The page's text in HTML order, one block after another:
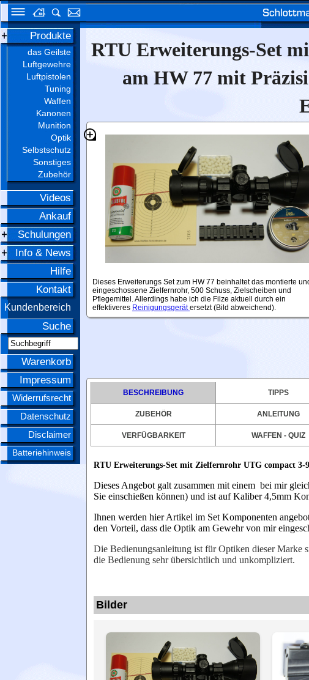
Produkte
das Geilste
Luftgewehre
Luftpistolen
Tuning
Waffen
Kanonen
Munition
Optik
Selbstschutz
Sonstiges
Zubehör
Videos
Ankauf
Schulungen
Info & News
Hilfe
Kontakt
Kundenbereich
Suche
Warenkorb
Impressum
Widerrufsrecht
Datenschutz
Disclaimer
Batteriehinweis
RTU Erweiterungs-Set
am HW 77 mit
Dieses Erweiterungs Set zum HW 77 beinhaltet das montierte
eingeschossene Zielfernrohr, 500 Schuss, Zielscheiben und
Pflegemittel. Allerdings habe ich die Filze aktuell durch ein
effektiveres Reinigungsgerätersetzt (Bild abweichend).
BESCHREIBUNG TIPPS
ZUBEHÖR ANLEITUNG
VERFÜGBARKEIT WAFFEN - QUIZ
RTU Erweiterungs-Set mit Zielfernrohr UTG compact
Dieses Angebot galt zusammen mit einem bei mir
Sie einschießen können) und ist auf Kaliber 4,5mm
Ihnen werden hier Artikel im Set Komponenten
den Vorteil, dass die Optik am Gewehr von mir
Die Bedienungsanleitung ist für Optiken dieser Marke
die Bedienung sehr übersichtlich und unkompliziert.
Bilder